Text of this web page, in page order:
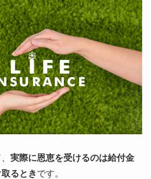
実際に恩恵を受けるのは給付金
るとき です。